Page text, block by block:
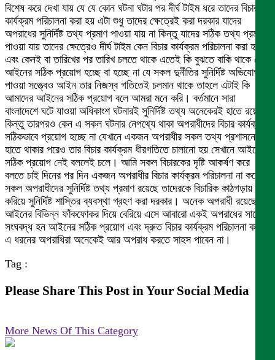
বিশেষ করে দেখা যায় যে যে কোন ঘটনা ঘটার পর দীর্ঘ টাইম ধরে তাদের বিচার
কার্যক্রম পরিচালনা করা হয় এটা শুধু তাদের ক্ষেত্রেই করা দরকার যাদের
অপরাধের সুনির্দিষ্ট তথ্য প্রমাণ পাওয়া যায় না কিন্তু যাদের সঠিক তথ্য প্রমাণ
পাওয়া যায় তাদের ক্ষেত্রেও দীর্ঘ টাইম কেন বিচার কার্যক্রম পরিচালনা করা হয়
এবং কেনই বা তারিখের পর তারিখ চলতে থাকে এতেই কি বুঝতে বাকি থাকে যে
আইনের সঠিক প্রয়োগ হচ্ছে বা হচ্ছে না যে সকল দুর্নীতির সুনির্দিষ্ট অভিযোগ
পাওয়া সত্ত্বেও আইন তার নিজস্ব গতিতেই চলমান থাকে তাহলে এটাই কি
আমাদের আইনের সঠিক প্রয়োগ বলে আমরা মনে করি। বর্তমানে সারা
বাংলাদেশে ঘটে যাওয়া অধিকাংশ ঘটনারই সুনির্দিষ্ট তথ্য অনেকেরই হাতে রয়েছে
কিন্তু তারপরও কেন এ সকল ঘটনার নেপথ্যে থাকা অপরাধীদের বিচার কার্যক্রম
সঠিকভাবে প্রয়োগ হচ্ছে না যেখানে একজন অপরাধীর সকল তথ্য প্রশাসনের
হাতে থাকার পরেও তার বিচার কার্যক্রম ধীরগতিতে চালানো হয় সেখানে আইনের
সঠিক প্রয়োগ নেই বললেই চলে। আমি সকল বিচারকের দৃষ্টি আকর্ষণ করে
বলতে চাই দিনের পর দিন একজন অপরাধীর বিচার কার্যক্রম পরিচালনা না করে যে
সকল অপরাধীদের সুনির্দিষ্ট তথ্য প্রমাণ রয়েছে তাদেরকে বিচারিক কাঠগড়ায় দাঁড়
করিয়ে সুনির্দিষ্ট শাস্তির ব্যবস্থা গ্রহণ করা দরকার। অনেক অপরাধী রয়েছে
আইনের বিভিন্ন ফাঁকফোকর দিয়ে বেরিয়ে এসে আবারো একই অপরাধের সাথে
সংঘবদ্ধ হন আইনের সঠিক প্রয়োগ এবং দ্রুত বিচার কার্যক্রম পরিচালনা করলে
এ ধরনের অপরাধিরা অনেকেই আর অপরাধ করতে সাহস পাবেন না।
Tag :
Please Share This Post in Your Social Media
More News Of This Category